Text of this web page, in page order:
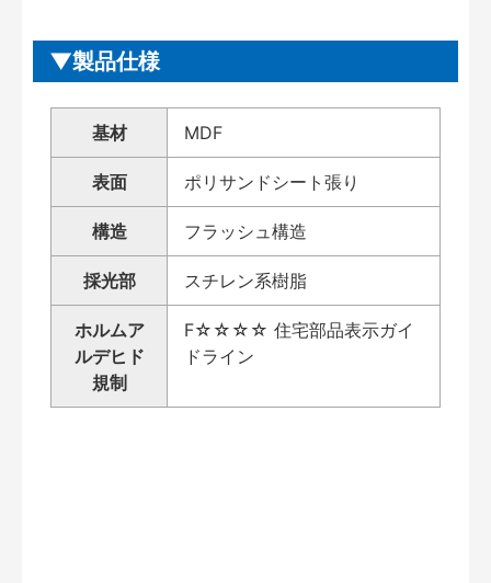
製品仕様
基材 MDF
表面 ポリサンドシート張り
構造 フラッシュ構造
採光部 スチレン系樹脂
ホルムア
ルデヒド
規制
F☆☆☆☆ 住宅部品表示ガイ
ドライン